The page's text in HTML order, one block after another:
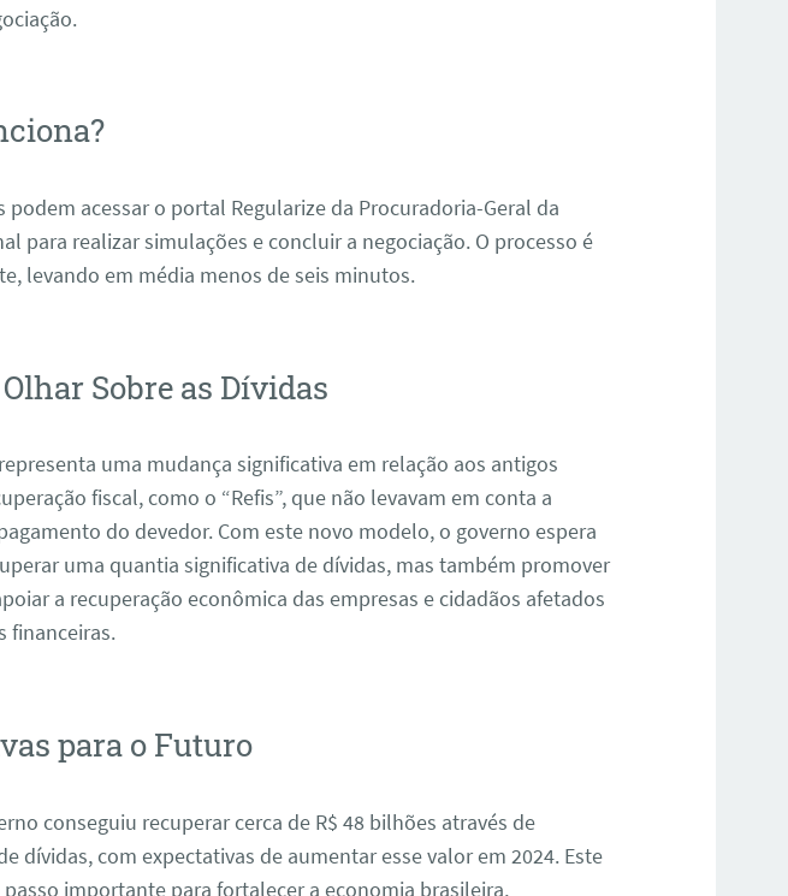
podem acessar o portal Regularize da Procuradoria-Geral da
para realizar simulações e concluir a negociação. O processo é
levando em média menos de seis minutos.
Sobre as Dívidas
uma mudança significativa em relação aos antigos
fiscal, como o “Refis”, que não levavam em conta a
do devedor. Com este novo modelo, o governo espera
uma quantia significativa de dívidas, mas também promover
a recuperação econômica das empresas e cidadãos afetados
financeiras.
para o Futuro
conseguiu recuperar cerca de R$ 48 bilhões através de
dívidas, com expectativas de aumentar esse valor em 2024. Este
importante para fortalecer a economia brasileira,